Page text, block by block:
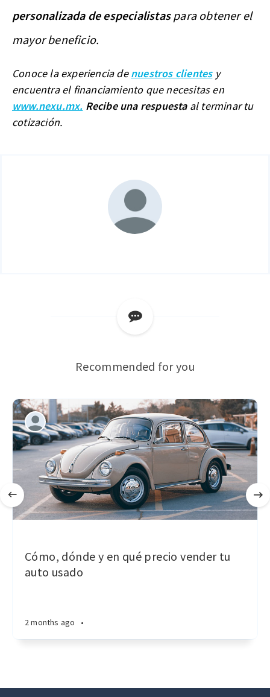
personalizada de especialistaspara obtener el
mayor beneficio.
Conoce la experiencia denuestros clientesy
encuentra el financiamiento que necesitas en
www.nexu.mx. Recibe una respuestaal terminar tu
cotización.
Recommended for you
Cómo, dónde y en qué precio vender tu
auto usado
2 months ago •